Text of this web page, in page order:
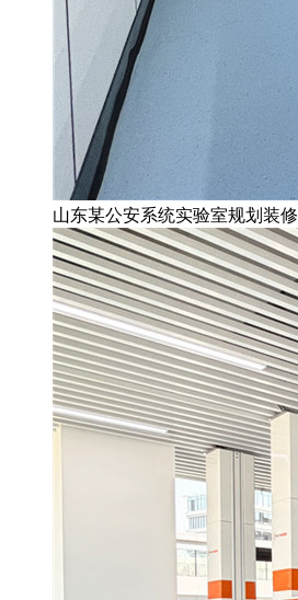
山东某公安系统实验室规划装修